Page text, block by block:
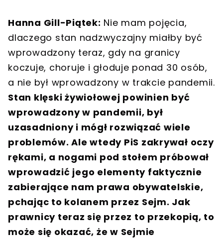
Hanna Gill-Piątek: Nie mam pojęcia,
dlaczego stan nadzwyczajny miałby być
wprowadzony teraz, gdy na granicy
koczuje, choruje i głoduje ponad 30 osób,
a nie był wprowadzony w trakcie pandemii.
Stan klęski żywiołowej powinien być
wprowadzony w pandemii, był
uzasadniony i mógł rozwiązać wiele
problemów. Ale wtedy PiS zakrywał oczy
rękami, a nogami pod stołem próbował
wprowadzić jego elementy faktycznie
zabierające nam prawa obywatelskie,
pchając to kolanem przez Sejm. Jak
prawnicy teraz się przez to przekopią, to
może się okazać, że w Sejmie